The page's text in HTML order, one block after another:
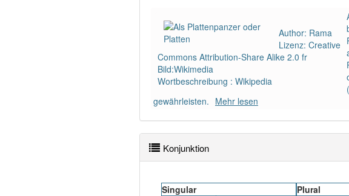
Wörter mit Endung-brustpanzer : 1
87% unserer Spielapp-Nutzer haben den
Author: Rama
Lizenz: Creative
Commons Attribution-Share Alike 2.0 fr
Bild:Wikimedia
Wortbeschreibung : Wikipedia
gewährleisten. Mehr lesen
Konjunktion
Singular
Plural